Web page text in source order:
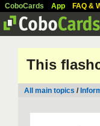
CoboCards App FAQ &
This
All main topics /